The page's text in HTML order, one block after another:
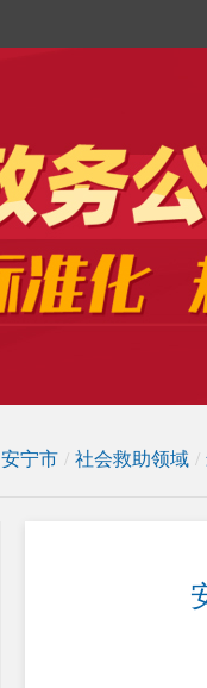
安宁市 / 社会救助领域 /